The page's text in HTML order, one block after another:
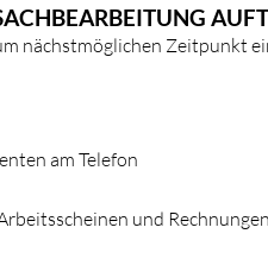
nächstmöglichen Zeitpunkt
am Telefon
und